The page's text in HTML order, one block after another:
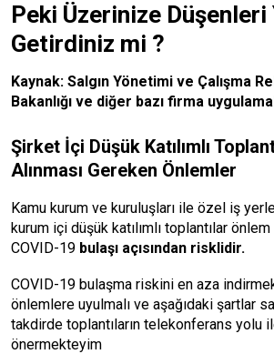
Peki Üzerinize Düşenleri
Getirdiniz mi ?
Kaynak: Salgın Yönetimi ve Çalışma
Bakanlığı ve diğer bazı firma
Şirket İçi Düşük Katılımlı
Alınması Gereken Önlemler
Kamu kurum ve kuruluşları ile özel iş
kurum içi düşük katılımlı toplantılar önlem
COVID-19 bulaşı açısından risklidir.
COVID-19 bulaşma riskini en aza
önlemlere uyulmalı ve aşağıdaki şartlar
takdirde toplantıların telekonferans yolu
önermekteyim